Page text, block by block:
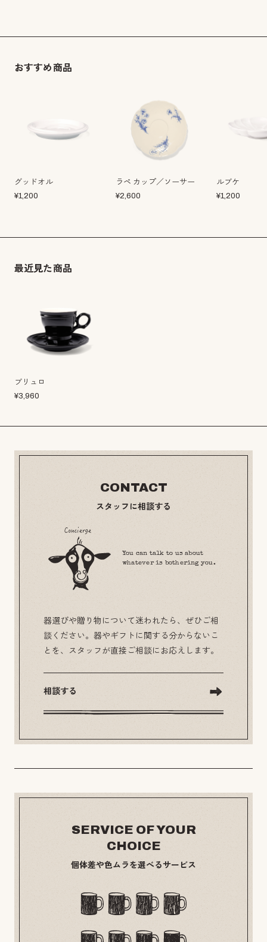
おすすめ商品
グッドオル
¥1,200
ラペ カップ／ソーサー
¥2,600
ルブケ
¥1,200
最近見た商品
ブリュロ
¥3,960
CONTACT
スタッフに相談する
You can talk to us about
whatever is bothering you.
器選びや贈り物について迷われたら、ぜひご相
談ください。器やギフトに関する分からないこ
とを、スタッフが直接ご相談にお応えします。
相談する
SERVICE OF YOUR
CHOICE
個体差や色ムラを選べるサービス